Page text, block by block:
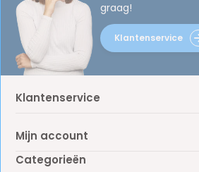
graag!
Klantenservice
Klantenservice
Mijn account
Categorieën